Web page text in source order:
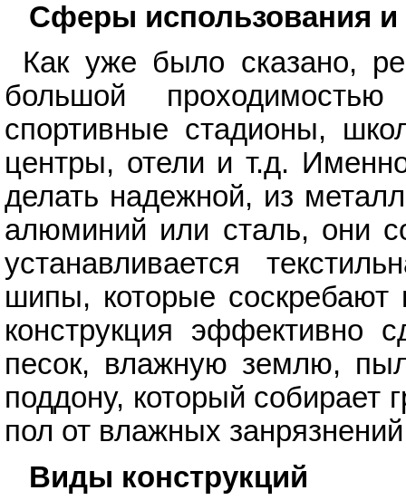
Сферы использования и
Как уже было сказано,
большой
спортивные стадионы,
центры, отели и т.д.
делать надежной, из
алюминий или сталь, они
устанавливается
шипы, которые соскребают
конструкция эффективно
песок, влажную землю,
поддону, который собирает
пол от влажных
Виды конструкций